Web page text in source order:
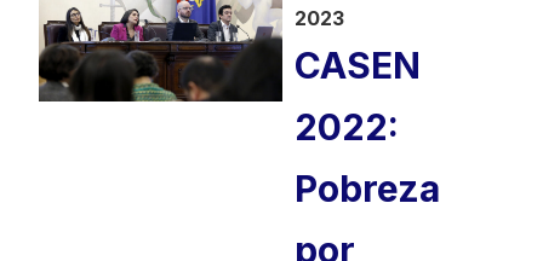
2023
CASEN
2022:
Pobreza
por